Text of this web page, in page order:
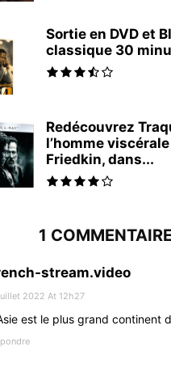
Sortie en DVD et
classique 30
Redécouvrez
l’homme
Friedkin, dans...
1 COMMENTAIRE
stream.video
2022 At 12h27
est le plus grand continent